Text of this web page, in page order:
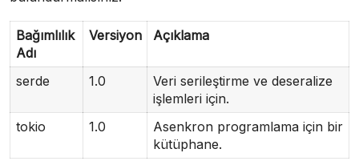
Bağımlılık
Adı
Versiyon Açıklama
serde 1.0
Veri serileştirme ve deseralize
işlemleri için.
tokio
1.0
Asenkron programlama için bir
kütüphane.